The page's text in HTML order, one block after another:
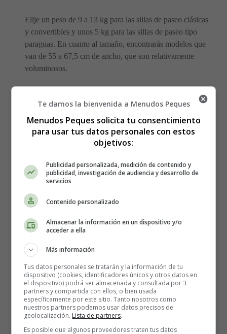
Elije un peso de 9 a 13 kg para las sillas de paseo clásicas
y convertibles y unos 5 kg para las sillas de paseo tipo
paraguas. En cuanto al tamaño, encontrarás modelos que
van de 55 a 67,5 cm de ancho, que son relativamente
voluminosos.
plegado
Algunos modelos tienen la ventaja de ser
en un espacio reducido.
Almacenamiento
Asegúrate de que en el cochecito que has elegido cabe la
bolsa de los pañales y algunas compras.
El sistema de viaje
Incluye un portabebés y una base para su instalación en
el coche. El sistema de fijación de cinco puntos y el
respaldo reclinable.
Te damos la bienvenida a Menudos Peques
Menudos Peques solicita tu consentimiento
para usar tus datos personales con estos
objetivos:
Publicidad personalizada, medición de contenido y
publicidad, investigación de audiencia y desarrollo de
servicios
Contenido personalizado
Almacenar la información en un dispositivo y/o
acceder a ella
Más información
Tus datos personales se tratarán y la información de tu
dispositivo (cookies, identificadores únicos y otros datos en
el dispositivo) podrá ser almacenada y consultada por 3
partners y compartida con ellos, o bien usada
específicamente por este sitio. Tanto nosotros como
nuestros partners podemos usar datos precisos de
geolocalización. Lista de partners.
Es posible que algunos proveedores traten tus datos